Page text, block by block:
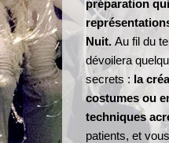
préparation
Nuit. Au fil du
dévoilera
secrets : la
costumes ou
techniques
patients, et